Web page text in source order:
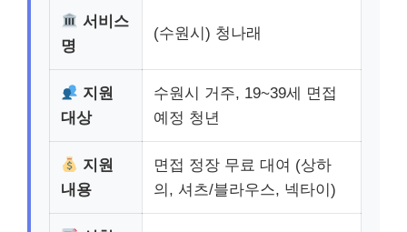
서비스
명
(수원시) 청나래
지원
대상
수원시 거주, 19~39세 면접
예정 청년
지원
내용
면접 정장 무료 대여 (상하
의, 셔츠/블라우스, 넥타이)